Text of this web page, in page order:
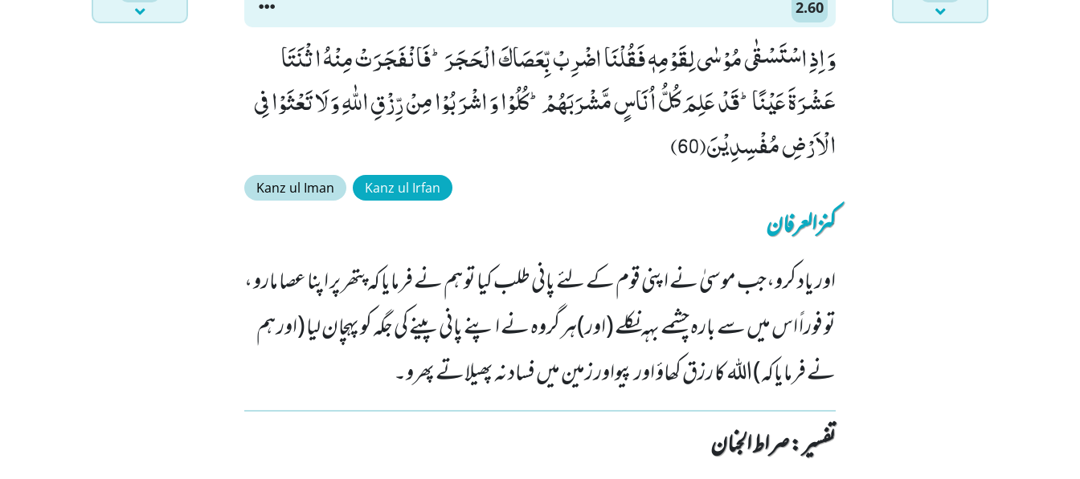
2.60
وَ اِذِ اسْتَسْقٰى مُوْسٰى لِقَوْمِهٖ فَقُلْنَا اضْرِبْ بِّعَصَاكَ الْحَجَرَؕ-فَانْفَجَرَتْ مِنْهُ اثْنَتَا
عَشْرَةَ عَیْنًاؕ-قَدْ عَلِمَ كُلُّ اُنَاسٍ مَّشْرَبَهُمْؕ-كُلُوْا وَ اشْرَبُوْا مِنْ رِّزْقِ اللّٰهِ وَ لَا تَعْثَوْا فِی
الْاَرْضِ مُفْسِدِیْنَ(60)
Kanz ul Iman Kanz ul Irfan
کنزالعرفان
اور یاد کرو،جب موسیٰ نے اپنی قوم کے لئے پانی طلب کیا تو ہم نے فرمایا کہ پتھر پر اپنا عصا مارو ،
تو فوراً اس میں سے بارہ چشمے بہہ نکلے (اور)ہر گروہ نے اپنے پانی پینے کی جگہ کو پہچان لیا (اور ہم
نے فرمایاکہ)اللہ کا رزق کھاؤ اور پیواور زمین میں فساد نہ پھیلاتے پھرو۔
تفسیر : ‎صراط الجنان